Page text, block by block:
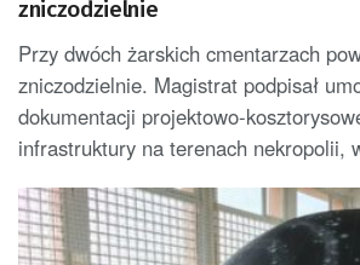
zniczodzielnie
Przy dwóch żarskich cmentarzach
zniczodzielnie. Magistrat podpisał
dokumentacji projektowo-
infrastruktury na terenach nekropolii,